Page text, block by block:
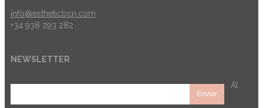
info@estheticbcn.com
+34 938 293 282
NEWSLETTER
Al